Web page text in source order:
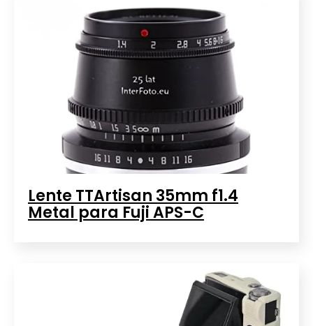
Lente TTArtisan 35mm f1.4
Metal para Fuji APS-C